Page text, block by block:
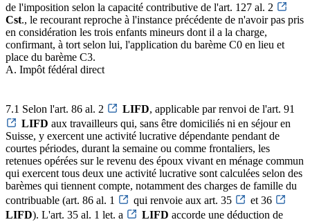
de l'imposition selon la capacité contributive de l'art. 127 al. 2
Cst., le recourant reproche à l'instance précédente de n'avoir pas pris
en considération les trois enfants mineurs dont il a la charge,
confirmant, à tort selon lui, l'application du barème C0 en lieu et
place du barème C3.
A. Impôt fédéral direct
7.1 Selon l'art. 86 al. 2 LIFD, applicable par renvoi de l'art. 91
LIFD aux travailleurs qui, sans être domiciliés ni en séjour en
Suisse, y exercent une activité lucrative dépendante pendant de
courtes périodes, durant la semaine ou comme frontaliers, les
retenues opérées sur le revenu des époux vivant en ménage commun
qui exercent tous deux une activité lucrative sont calculées selon des
barèmes qui tiennent compte, notamment des charges de famille du
contribuable (art. 86 al. 1
qui renvoie aux art. 35
et 36
LIFD). L'art. 35 al. 1 let. a LIFD accorde une déduction de